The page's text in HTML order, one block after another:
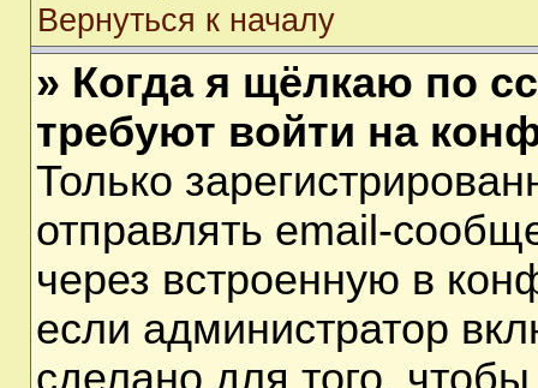
Вернуться к началу
» Когда я щёлкаю по
требуют войти на
Только
отправлять email-
через встроенную в
если администратор
сделано для того,